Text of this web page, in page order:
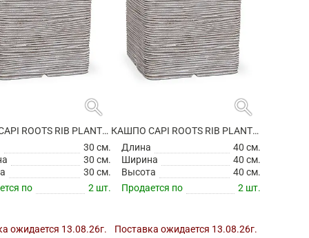
search
КАШПО CAPI ROOTS RIB PLANTER SQUARE IVORY
30 см.
30 см.
30 см.
по
2 шт.
ожидается 13.08.26г.
search
КАШПО CAPI ROOTS RIB PLANTER SQUARE IVORY
Длина
40 см.
Ширина
40 см.
Высота
40 см.
Продается по
2 шт.
Поставка ожидается 13.08.26г.